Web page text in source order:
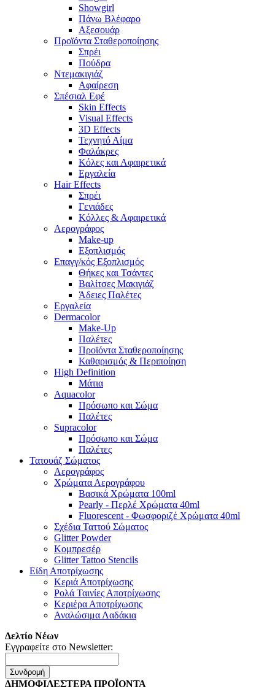
Showgirl
Πάνω Βλέφαρο
Αξεσουάρ
Προϊόντα Σταθεροποίησης
Σπρέι
Πούδρα
Ντεμακιγιάζ
Αφαίρεση
Σπέσιαλ Εφέ
Skin Effects
Visual Effects
3D Effects
Τεχνητό Αίμα
Φαλάκρες
Κόλες και Αφαιρετικά
Εργαλεία
Hair Effects
Σπρέι
Γενιάδες
Κόλλες & Αφαιρετικά
Αερογράφος
Make-up
Εξοπλισμός
Επαγγ/κός Εξοπλισμός
Θήκες και Τσάντες
Βαλίτσες Μακιγιάζ
Άδειες Παλέτες
Εργαλεία
Dermacolor
Make-Up
Παλέτες
Προϊόντα Σταθεροποίησης
Καθαρισμός & Περιποίηση
High Definition
Μάτια
Aquacolor
Πρόσωπο και Σώμα
Παλέτες
Supracolor
Πρόσωπο και Σώμα
Παλέτες
Τατουάζ Σώματος
Αερογράφος
Χρώματα Αερογράφου
Βασικά Χρώματα 100ml
Pearly - Περλέ Χρώματα 40ml
Fluorescent - Φωσφοριζέ Χρώματα 40ml
Σχέδια Ταττού Σώματος
Glitter Powder
Κομπρεσέρ
Glitter Tattoo Stencils
Είδη Αποτρίχωσης
Κεριά Αποτρίχωσης
Ρολά Ταινίες Αποτρίχωσης
Κεριέρα Αποτρίχωσης
Αναλώσιμα Λαδάκια
Δελτίο Νέων
Εγγραφείτε στο Newsletter:
Συνδρομή
ΔΗΜΟΦΙΛΕΣΤΕΡΑ ΠΡΟΪΟΝΤΑ